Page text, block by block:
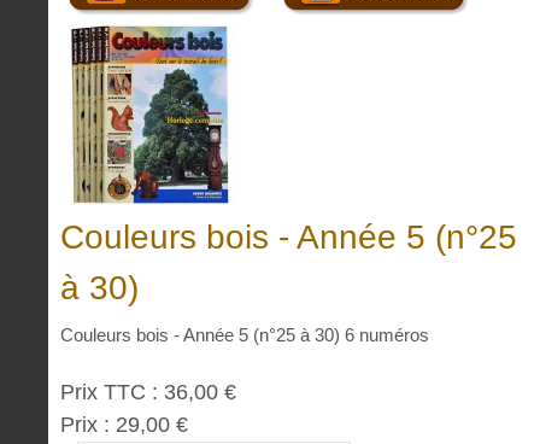
Couleurs bois - Année 5 (n°25
à 30)
Couleurs bois - Année 5 (n°25 à 30) 6 numéros
Prix TTC : 36,00 €
Prix : 29,00 €